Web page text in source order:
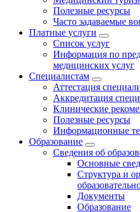
Полезные ресурсы
Часто задаваемые
Платные услуги
Список услуг
Информация по
медицинских услуг
Специалистам
Аттестация
Аккредитация
Клинические
Полезные ресурсы
Информационные
Образование
Сведения об
Основные
Структура и
Документы
Образование